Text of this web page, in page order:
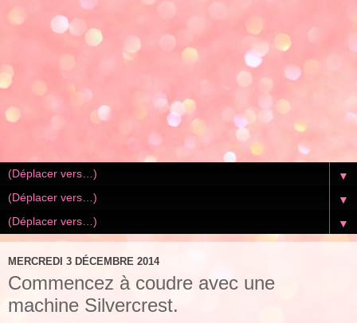
▼
▼
▼
MERCREDI 3 DÉCEMBRE 2014
Commencez à coudre avec une
machine Silvercrest.